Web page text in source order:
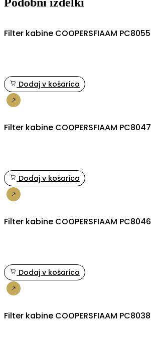
Podobni izdelki
Filter kabine COOPERSFIAAM PC8055
Dodaj v košarico
Filter kabine COOPERSFIAAM PC8047
Dodaj v košarico
Filter kabine COOPERSFIAAM PC8046
Dodaj v košarico
Filter kabine COOPERSFIAAM PC8038